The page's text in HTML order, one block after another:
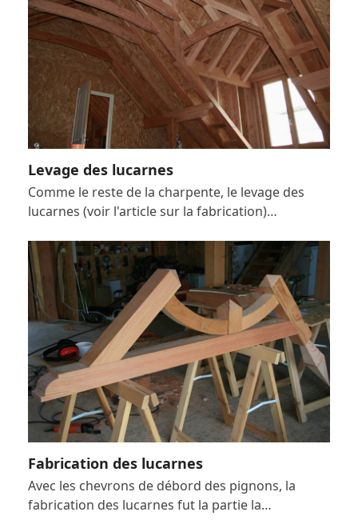
Levage des lucarnes
Comme le reste de la charpente, le levage des
lucarnes (voir l'article sur la fabrication)…
Fabrication des lucarnes
Avec les chevrons de débord des pignons, la
fabrication des lucarnes fut la partie la…